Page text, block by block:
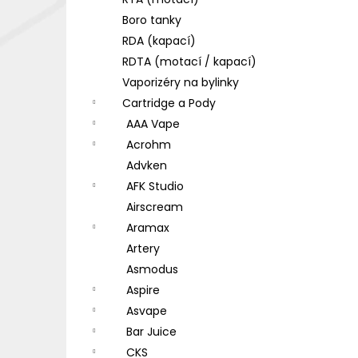
Boro tanky
RDA (kapací)
RDTA (motací / kapací)
Vaporizéry na bylinky
Cartridge a Pody
AAA Vape
Acrohm
Advken
AFK Studio
Airscream
Aramax
Artery
Asmodus
Aspire
Asvape
Bar Juice
CKS
DEKANG DESERT SHIP 10ML 18MG
155 Kč
Původně: 195 Kč